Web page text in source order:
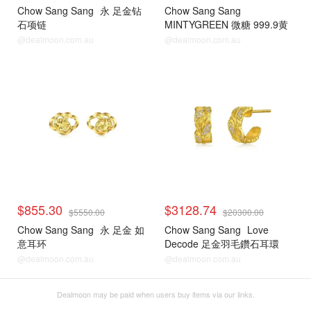
Chow Sang Sang 永 足金钻
石项链
@dealmoon.com.au
Chow Sang Sang
MINTYGREEN 微糖 999.9黄
金珍珠手链
@dealmoon.com.au
$855.30 $5550.00
Chow Sang Sang 永 足金 如
意耳环
@dealmoon.com.au
$3128.74 $20300.00
Chow Sang Sang Love
Decode 足金羽毛鑽石耳環
@dealmoon.com.au
Dealmoon may be paid when users buy items via our links.